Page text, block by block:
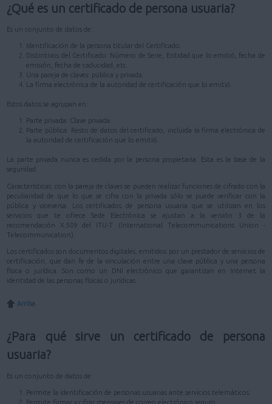
¿Qué es un certificado de persona usuaria?
Es un conjunto de datos de:
Identificación de la persona titular del Certificado.
Distintivos del Certificado: Número de Serie, Entidad que lo emitió, fecha de
emisión, fecha de caducidad, etc.
Una pareja de claves: pública y privada.
La firma electrónica de la autoridad de certificación que lo emitió.
Estos datos se agrupan en:
Parte privada: Clave privada.
Parte pública: Resto de datos del certificado, incluida la firma electrónica de
la autoridad de certificación que lo emitió.
La parte privada nunca es cedida por la persona propietaria. Esta es la base de la
seguridad.
Características: con la pareja de claves se pueden realizar funciones de cifrado con la
peculiaridad de que lo que se cifra con la privada sólo se puede verificar con la
pública y viceversa. Los certificados de persona usuaria que se utilizan en los
servicios que te ofrece Sede Electrónica se ajustan a la versión 3 de la
recomendación X.509 del ITU-T (International Telecommunications Union -
Telecommunication).
Los certificados son documentos digitales, emitidos por un prestador de servicios de
certificación, que dan fe de la vinculación entre una clave pública y una persona
física o jurídica. Son como un DNI electrónico que garantizan en Internet la
identidad de las personas físicas o jurídicas.
Arriba
¿Para qué sirve un certificado de persona
usuaria?
Es un conjunto de datos de:
Permite la identificación de personas usuarias ante servicios telemáticos.
Permite firmar y cifrar mensajes de correo electrónico seguro.